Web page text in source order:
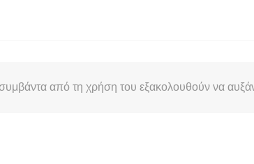
από τη χρήση του εξακολουθούν να